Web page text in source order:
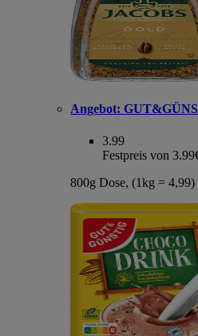
Angebot:
3.99
Festpreis von
800g Dose, (1kg = 4,99)